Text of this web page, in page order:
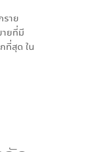
ราย
ยที่มี
ที่สุด ใน